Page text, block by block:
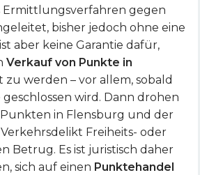
Ermittlungsverfahren gegen
bisher jedoch ohne eine
aber keine Garantie dafür,
Verkauf von Punkte in
zu werden – vor allem, sobald
wird. Dann drohen
in Flensburg und der
Freiheits- oder
Betrug. Es ist juristisch daher
sich auf einen Punktehandel